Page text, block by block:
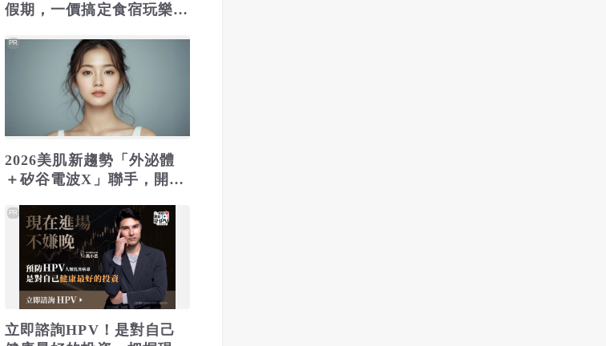
假期，一價搞定食宿玩樂，
2026美肌新趨勢「外泌體
＋矽谷電波X」聯手，開啟
PR
立即諮詢HPV！是對自己
PR